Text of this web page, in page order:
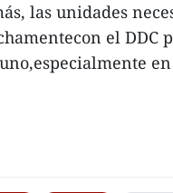
las unidades
el